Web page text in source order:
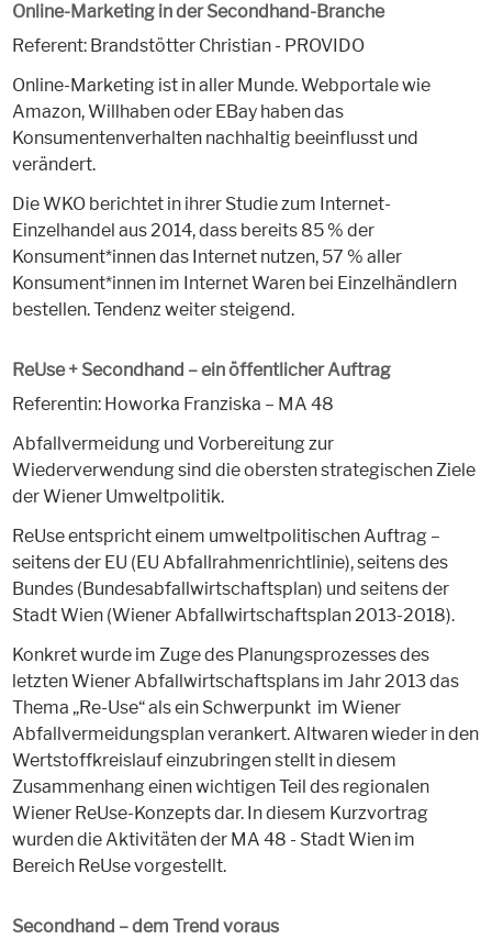
Online-Marketing in der Secondhand-Branche
Referent: Brandstötter Christian - PROVIDO
Online-Marketing ist in aller Munde. Webportale wie
Amazon, Willhaben oder EBay haben das
Konsumentenverhalten nachhaltig beeinflusst und
verändert.
Die WKO berichtet in ihrer Studie zum Internet-
Einzelhandel aus 2014, dass bereits 85 % der
Konsument*innen das Internet nutzen, 57 % aller
Konsument*innen im Internet Waren bei Einzelhändlern
bestellen. Tendenz weiter steigend.
ReUse + Secondhand – ein öffentlicher Auftrag
Referentin: Howorka Franziska – MA 48
Abfallvermeidung und Vorbereitung zur
Wiederverwendung sind die obersten strategischen Ziele
der Wiener Umweltpolitik.
ReUse entspricht einem umweltpolitischen Auftrag –
seitens der EU (EU Abfallrahmenrichtlinie), seitens des
Bundes (Bundesabfallwirtschaftsplan) und seitens der
Stadt Wien (Wiener Abfallwirtschaftsplan 2013-2018).
Konkret wurde im Zuge des Planungsprozesses des
letzten Wiener Abfallwirtschaftsplans im Jahr 2013 das
Thema „Re-Use“ als ein Schwerpunkt im Wiener
Abfallvermeidungsplan verankert. Altwaren wieder in den
Wertstoffkreislauf einzubringen stellt in diesem
Zusammenhang einen wichtigen Teil des regionalen
Wiener ReUse-Konzepts dar. In diesem Kurzvortrag
wurden die Aktivitäten der MA 48 - Stadt Wien im
Bereich ReUse vorgestellt.
Secondhand – dem Trend voraus